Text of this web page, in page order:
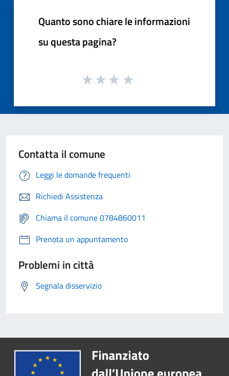
Quanto sono chiare le informazioni
su questa pagina?
Contatta il comune
Leggi le domande frequenti
Richiedi Assistenza
Chiama il comune 0784860011
Prenota un appuntamento
Problemi in città
Segnala disservizio